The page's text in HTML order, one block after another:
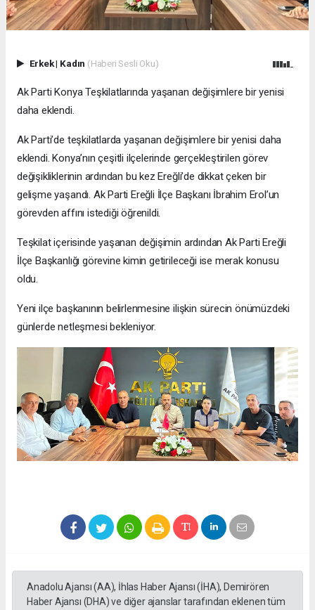
Erkek| Kadın (Haberi Sesli Oku)
Ak Parti Konya Teşkilatlarında yaşanan değişimlere bir yenisi
daha eklendi.
Ak Parti’de teşkilatlarda yaşanan değişimlere bir yenisi daha
eklendi. Konya’nın çeşitli ilçelerinde gerçekleştirilen görev
değişikliklerinin ardından bu kez Ereğli’de dikkat çeken bir
gelişme yaşandı. Ak Parti Ereğli İlçe Başkanı İbrahim Erol’un
görevden affını istediği öğrenildi.
Teşkilat içerisinde yaşanan değişimin ardından Ak Parti Ereğli
İlçe Başkanlığı görevine kimin getirileceği ise merak konusu
oldu.
Yeni ilçe başkanının belirlenmesine ilişkin sürecin önümüzdeki
günlerde netleşmesi bekleniyor.
Anadolu Ajansı (AA), İhlas Haber Ajansı (İHA), Demirören
Haber Ajansı (DHA) ve diğer ajanslar tarafından eklenen tüm